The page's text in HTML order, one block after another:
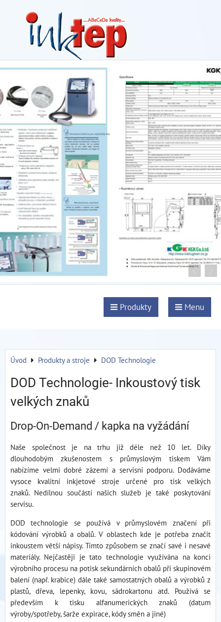
Produkty Menu
Úvod Produkty a stroje DOD Technologie
DOD Technologie- Inkoustový tisk
velkých znaků
Drop-On-Demand / kapka na vyžádání
Naše společnost je na trhu již déle než 10 let. Díky
dlouhodobým zkušenostem s průmyslovým tiskem Vám
nabízíme velmi dobré zázemí a servisní podporu. Dodáváme
vysoce kvalitní inkjetové stroje určené pro tisk velkých
znaků. Nedílnou součástí našich služeb je také poskytování
servisu.
DOD technologie se používá v průmyslovém značení při
kódování výrobků a obalů. V oblastech kde je potřeba značit
inkoustem větší nápisy. Tímto způsobem se značí savé i nesavé
materiály. Nejčastěji je tato technologie využívána na konci
výrobního procesu na potisk sekundárních obalů při skupinovém
balení (např. krabice) dále také samostatných obalů a výrobků z
plastů, dřeva, lepenky, kovu, sádrokartonu atd. Používá se
především k tisku alfanumerických znaků (datum
výroby/spotřeby, šarže expirace, kódy směn a jiné)